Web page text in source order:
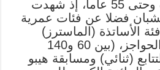
تتراوح بين 8 سنوات وحتى 55 عاما، إذ شهدت
فضلا عن فئات عمرية
في فئة الأساتذة (الماسترز)
خاصة في اختصاص الحواجز، (بين 60 و140
(ثنائي) ومسابقة هيبو